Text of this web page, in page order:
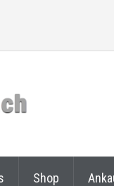
Shop